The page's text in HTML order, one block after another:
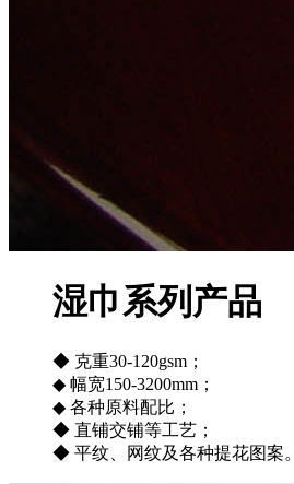
湿巾系列产品
◆ 克重30-120gsm；
◆ 幅宽150-3200mm；
◆ 各种原料配比；
◆ 直铺交铺等工艺；
◆ 平纹、网纹及各种提花图案。